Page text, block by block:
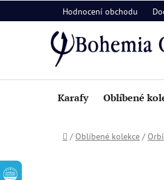
na
Hodnocení obchodu
Karafy Oblíbené
Domů
/ Oblíbené kolekce /